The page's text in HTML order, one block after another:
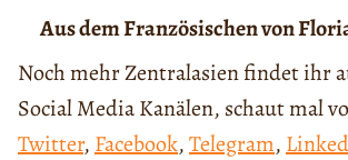
Aus dem Französischen von
Noch mehr Zentralasien findet ihr
Social Media Kanälen, schaut mal
Twitter, Facebook,Telegram,